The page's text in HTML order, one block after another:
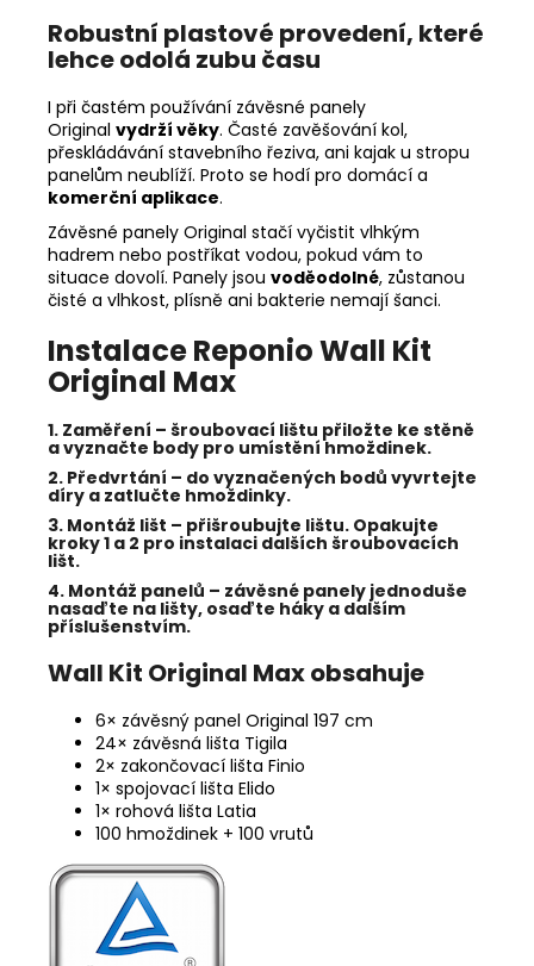
Robustní plastové provedení, které
lehce odolá zubu času
I při častém používání závěsné panely
Original vydrží věky. Časté zavěšování kol,
přeskládávání stavebního řeziva, ani kajak u stropu
panelům neublíží. Proto se hodí pro domácí a
komerční aplikace.
Závěsné panely Original stačí vyčistit vlhkým
hadrem nebo postříkat vodou, pokud vám to
situace dovolí. Panely jsou voděodolné, zůstanou
čisté a vlhkost, plísně ani bakterie nemají šanci.
Instalace Reponio Wall Kit
Original Max
1. Zaměření – šroubovací lištu přiložte ke stěně
a vyznačte body pro umístění hmoždinek.
2. Předvrtání – do vyznačených bodů vyvrtejte
díry a zatlučte hmoždinky.
3. Montáž lišt – přišroubujte lištu. Opakujte
kroky 1 a 2 pro instalaci dalších šroubovacích
lišt.
4. Montáž panelů – závěsné panely jednoduše
nasaďte na lišty, osaďte háky a dalším
příslušenstvím.
Wall Kit Original Max obsahuje
6× závěsný panel Original 197 cm
24× závěsná lišta Tigila
2× zakončovací lišta Finio
1× spojovací lišta Elido
1× rohová lišta Latia
100 hmoždinek + 100 vrutů